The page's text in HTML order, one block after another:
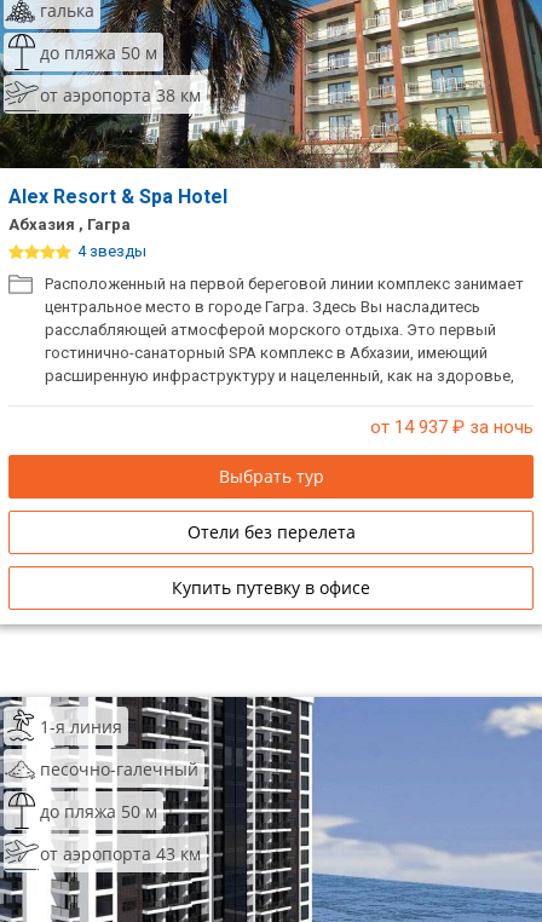
галька
до пляжа 50 м
от аэропорта 38 км
Alex Resort & Spa Hotel
Абхазия , Гагра
4 звезды
Расположенный на первой береговой линии комплекс занимает
центральное место в городе Гагра. Здесь Вы насладитесь
расслабляющей атмосферой морского отдыха. Это первый
гоcтинично-санаторный SPA комплекс в Абхазии, имеющий
расширенную инфраструктуру и нацеленный, как на здоровье,
от 14 937 ₽ за ночь
Выбрать тур
Отели без перелета
Купить путевку в офисе
1-я линия
песочно-галечный
до пляжа 50 м
от аэропорта 43 км
Сетевые отели Маврикия